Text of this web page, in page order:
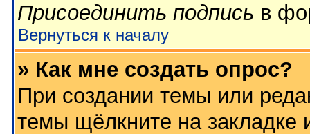
Присоединить подпись в
Вернуться к началу
» Как мне создать опрос?
При создании темы или
темы щёлкните на